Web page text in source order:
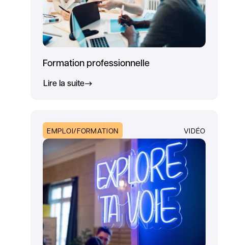
Formation professionnelle
Lire la suite
EMPLOI/FORMATION VIDÉO